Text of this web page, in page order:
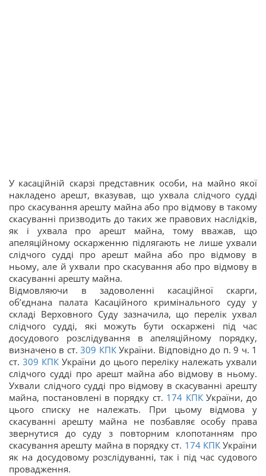
У касаційній скарзі представник особи, на майно якої
накладено арешт, вказував, що ухвала слідчого судді
про скасування арешту майна або про відмову в такому
скасуванні призводить до таких же правових наслідків,
як і ухвала про арешт майна, тому вважав, що
апеляційному оскарженню підлягають не лише ухвали
слідчого судді про арешт майна або про відмову в
ньому, але й ухвали про скасування або про відмову в
скасуванні арешту майна.
Відмовляючи в задоволенні касаційної скарги,
об’єднана палата Касаційного кримінального суду у
складі Верховного Суду зазначила, що перелік ухвал
слідчого судді, які можуть бути оскаржені під час
досудового розслідування в апеляційному порядку,
визначено в ст. 309 КПКУкраїни. Відповідно до п. 9 ч. 1
ст. 309 КПК України до цього переліку належать ухвали
слідчого судді про арешт майна або відмову в ньому.
Ухвали слідчого судді про відмову в скасуванні арешту
майна, постановлені в порядку ст. 174 КПКУкраїни, до
цього списку не належать. При цьому відмова у
скасуванні арешту майна не позбавляє особу права
звернутися до суду з повторним клопотанням про
скасування арешту майна в порядку ст. 174 КПКУкраїни
як на досудовому розслідуванні, так і під час судового
провадження.